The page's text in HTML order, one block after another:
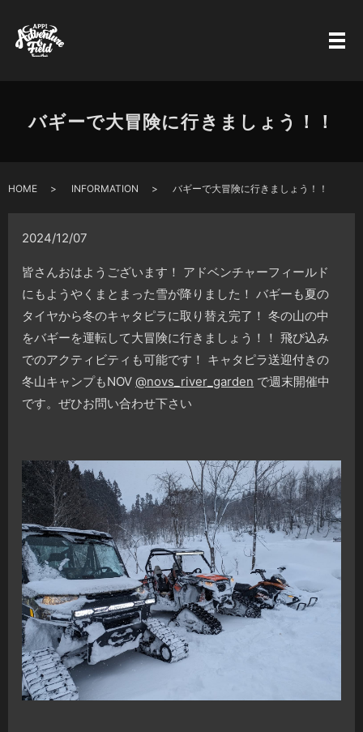
バギーで大冒険に行きましょう！！
HOME INFORMATION バギーで大冒険に行きましょう！！
2024/12/07
皆さんおはようございます！ アドベンチャーフィールド
にもようやくまとまった雪が降りました！ バギーも夏の
タイヤから冬のキャタピラに取り替え完了！ 冬の山の中
をバギーを運転して大冒険に行きましょう！！ 飛び込み
でのアクティビティも可能です！ キャタピラ送迎付きの
冬山キャンプもNOV@novs_river_garden で週末開催中
です。ぜひお問い合わせ下さい